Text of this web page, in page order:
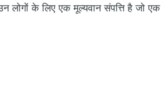
के लिए एक मूल्यवान संपत्ति है जो एक